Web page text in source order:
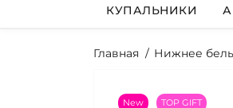
КУПАЛЬНИКИ
Главная Нижнее
New TOP GIFT